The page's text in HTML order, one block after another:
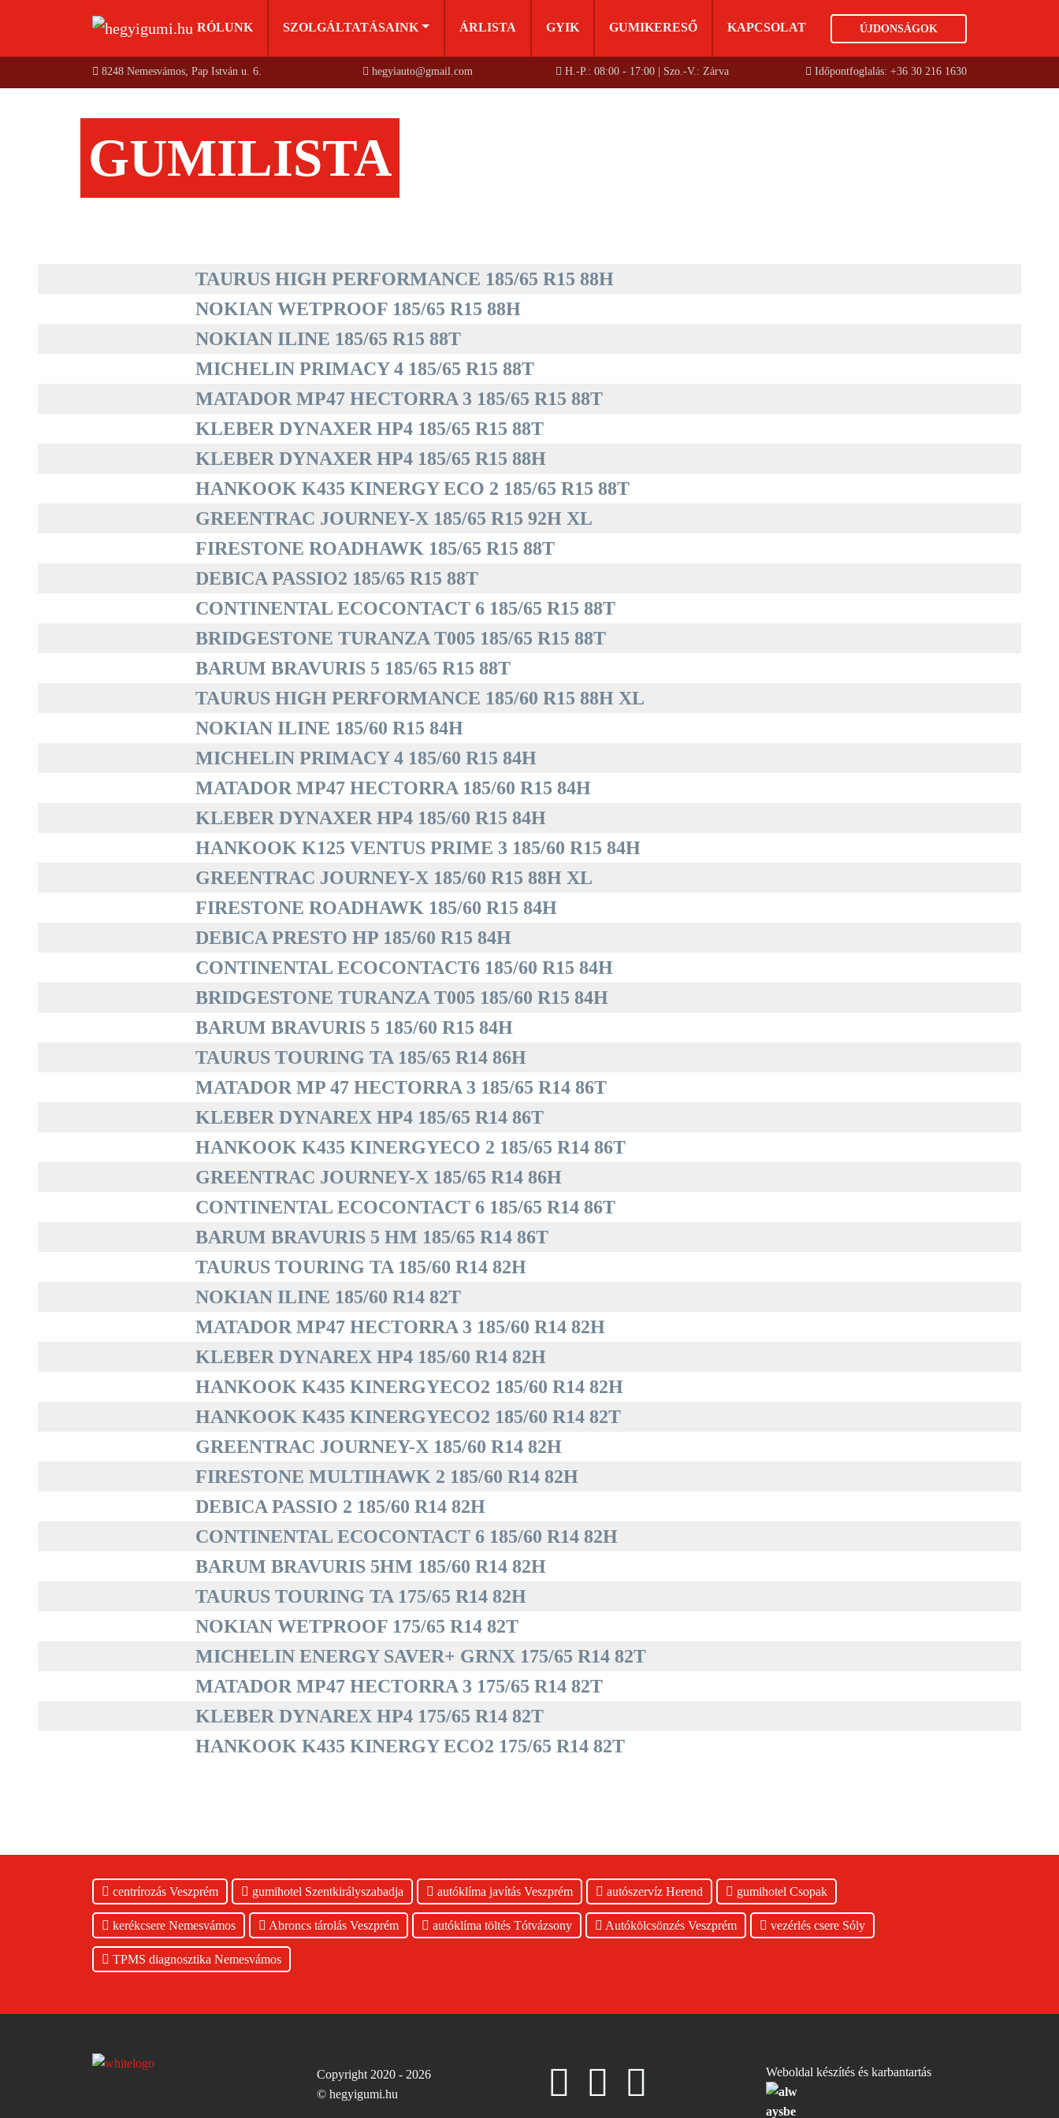
RÓLUNK SZOLGÁLTATÁSAINK ÁRLISTA GYIK GUMIKERESŐ KAPCSOLAT ÚJDONSÁGOK
8248 Nemesvámos, Pap István u. 6. hegyiauto@gmail.com H.-P.: 08:00 - 17:00 | Szo.-V.: Zárva Időpontfoglalás: +36 30 216 1630
GUMILISTA
TAURUS HIGH PERFORMANCE 185/65 R15 88H
NOKIAN WETPROOF 185/65 R15 88H
NOKIAN ILINE 185/65 R15 88T
MICHELIN PRIMACY 4 185/65 R15 88T
MATADOR MP47 HECTORRA 3 185/65 R15 88T
KLEBER DYNAXER HP4 185/65 R15 88T
KLEBER DYNAXER HP4 185/65 R15 88H
HANKOOK K435 KINERGY ECO 2 185/65 R15 88T
GREENTRAC JOURNEY-X 185/65 R15 92H XL
FIRESTONE ROADHAWK 185/65 R15 88T
DEBICA PASSIO2 185/65 R15 88T
CONTINENTAL ECOCONTACT 6 185/65 R15 88T
BRIDGESTONE TURANZA T005 185/65 R15 88T
BARUM BRAVURIS 5 185/65 R15 88T
TAURUS HIGH PERFORMANCE 185/60 R15 88H XL
NOKIAN ILINE 185/60 R15 84H
MICHELIN PRIMACY 4 185/60 R15 84H
MATADOR MP47 HECTORRA 185/60 R15 84H
KLEBER DYNAXER HP4 185/60 R15 84H
HANKOOK K125 VENTUS PRIME 3 185/60 R15 84H
GREENTRAC JOURNEY-X 185/60 R15 88H XL
FIRESTONE ROADHAWK 185/60 R15 84H
DEBICA PRESTO HP 185/60 R15 84H
CONTINENTAL ECOCONTACT6 185/60 R15 84H
BRIDGESTONE TURANZA T005 185/60 R15 84H
BARUM BRAVURIS 5 185/60 R15 84H
TAURUS TOURING TA 185/65 R14 86H
MATADOR MP 47 HECTORRA 3 185/65 R14 86T
KLEBER DYNAREX HP4 185/65 R14 86T
HANKOOK K435 KINERGYECO 2 185/65 R14 86T
GREENTRAC JOURNEY-X 185/65 R14 86H
CONTINENTAL ECOCONTACT 6 185/65 R14 86T
BARUM BRAVURIS 5 HM 185/65 R14 86T
TAURUS TOURING TA 185/60 R14 82H
NOKIAN ILINE 185/60 R14 82T
MATADOR MP47 HECTORRA 3 185/60 R14 82H
KLEBER DYNAREX HP4 185/60 R14 82H
HANKOOK K435 KINERGYECO2 185/60 R14 82H
HANKOOK K435 KINERGYECO2 185/60 R14 82T
GREENTRAC JOURNEY-X 185/60 R14 82H
FIRESTONE MULTIHAWK 2 185/60 R14 82H
DEBICA PASSIO 2 185/60 R14 82H
CONTINENTAL ECOCONTACT 6 185/60 R14 82H
BARUM BRAVURIS 5HM 185/60 R14 82H
TAURUS TOURING TA 175/65 R14 82H
NOKIAN WETPROOF 175/65 R14 82T
MICHELIN ENERGY SAVER+ GRNX 175/65 R14 82T
MATADOR MP47 HECTORRA 3 175/65 R14 82T
KLEBER DYNAREX HP4 175/65 R14 82T
HANKOOK K435 KINERGY ECO2 175/65 R14 82T
centrírozás Veszprém gumihotel Szentkirályszabadja autóklíma javítás Veszprém autószervíz Herend gumihotel Csopak
kerékcsere Nemesvámos Abroncs tárolás Veszprém autóklíma töltés Tótvázsony Autókölcsönzés Veszprém vezérlés csere Sóly
TPMS diagnosztika Nemesvámos
Copyright 2020 - 2026
© hegyigumi.hu
Weboldal készítés és karbantartás